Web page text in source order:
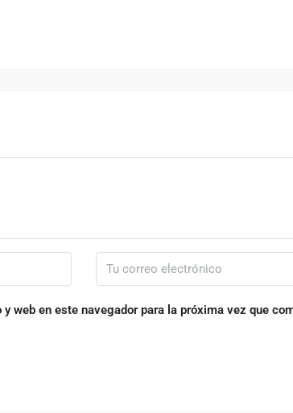
web en este navegador para la próxima vez que